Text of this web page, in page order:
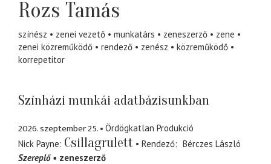
Rozs Tamás
színész zenei vezető munkatárs zeneszerző
zene
zenei közreműködő
rendező zenész
közreműködő
korrepetitor
Színházi munkái adatbázisunkban
2026. szeptember 25.
Ördögkatlan Produkció
Nick Payne Csillagrulett Rendező
Bérczes László
Szereplő
zeneszerző